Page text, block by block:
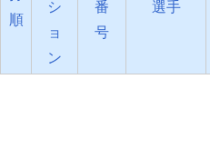
順
シ
ョ
ン
番
号
選手